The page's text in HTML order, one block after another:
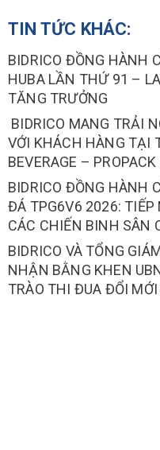
TIN TỨC KHÁC:
BIDRICO ĐỒNG HÀNH
HUBA LẦN THỨ 91 –
TĂNG TRƯỞNG
BIDRICO MANG TRẢI
VỚI KHÁCH HÀNG TẠI
BEVERAGE –
BIDRICO ĐỒNG HÀNH
ĐÁ TPG6V6 2026: TIẾP
CÁC CHIẾN BINH SÂN
BIDRICO VÀ TỔNG
NHẬN BẰNG KHEN
TRÀO THI ĐUA ĐỔI